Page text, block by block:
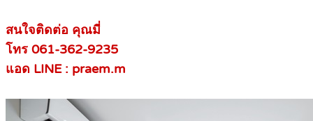
สนใจติดต่อ คุณมี่
โทร 061-362-9235
แอด LINE : praem.m